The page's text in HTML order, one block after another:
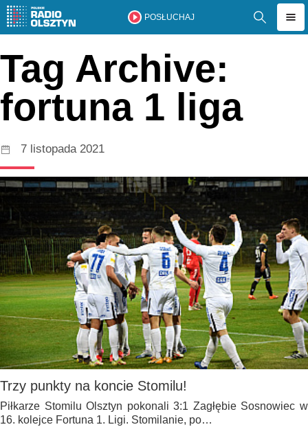
POSŁUCHAJ
Tag Archive:
fortuna 1 liga
7 listopada 2021
Trzy punkty na koncie Stomilu!
Piłkarze Stomilu Olsztyn pokonali 3:1 Zagłębie Sosnowiec w
16. kolejce Fortuna 1. Ligi. Stomilanie, po…